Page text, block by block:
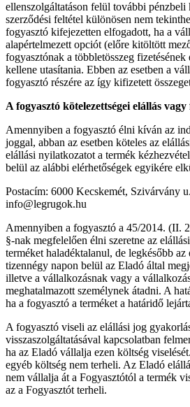
ellenszolgáltatáson felül további
szerződési feltétel különösen nem
fogyasztó kifejezetten elfogadott, ha a
alapértelmezett opciót (előre kitöltött
fogyasztónak a többletösszeg fizetésének
kellene utasítania. Ebben az esetben a
fogyasztó részére az így kifizetett
A fogyasztó kötelezettségei elállás vagy
Amennyiben a fogyasztó élni kíván az
joggal, abban az esetben köteles az
elállási nyilatkozatot a termék
belül az alábbi elérhetőségek egyikére
Postacím: 6000 Kecskemét, Szivárvány
info@legrugok.hu
Amennyiben a fogyasztó a 45/2014. (II.
§-nak megfelelően élni szeretne az
terméket haladéktalanul, de legkésőbb
tizennégy napon belül az Eladó által
illetve a vállalkozásnak vagy a
meghatalmazott személynek átadni. A
ha a fogyasztó a terméket a határidő
A fogyasztó viseli az elállási jog
visszaszolgáltatásával kapcsolatban
ha az Eladó vállalja ezen költség
egyéb költség nem terheli. Az Eladó
nem vállalja át a Fogyasztótól a termék
az a Fogyasztót terheli.